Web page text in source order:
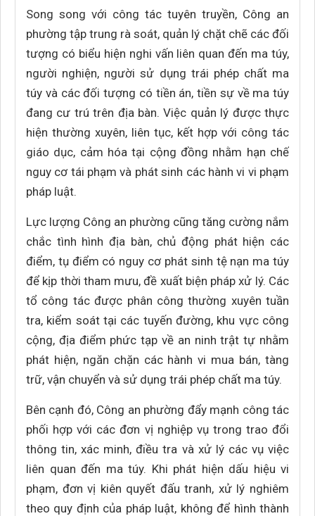
Song song với công tác tuyên truyền, Công an
phường tập trung rà soát, quản lý chặt chẽ các đối
tượng có biểu hiện nghi vấn liên quan đến ma túy,
người nghiện, người sử dụng trái phép chất ma
túy và các đối tượng có tiền án, tiền sự về ma túy
đang cư trú trên địa bàn. Việc quản lý được thực
hiện thường xuyên, liên tục, kết hợp với công tác
giáo dục, cảm hóa tại cộng đồng nhằm hạn chế
nguy cơ tái phạm và phát sinh các hành vi vi phạm
pháp luật.
Lực lượng Công an phường cũng tăng cường nắm
chắc tình hình địa bàn, chủ động phát hiện các
điểm, tụ điểm có nguy cơ phát sinh tệ nạn ma túy
để kịp thời tham mưu, đề xuất biện pháp xử lý. Các
tổ công tác được phân công thường xuyên tuần
tra, kiểm soát tại các tuyến đường, khu vực công
cộng, địa điểm phức tạp về an ninh trật tự nhằm
phát hiện, ngăn chặn các hành vi mua bán, tàng
trữ, vận chuyển và sử dụng trái phép chất ma túy.
Bên cạnh đó, Công an phường đẩy mạnh công tác
phối hợp với các đơn vị nghiệp vụ trong trao đổi
thông tin, xác minh, điều tra và xử lý các vụ việc
liên quan đến ma túy. Khi phát hiện dấu hiệu vi
phạm, đơn vị kiên quyết đấu tranh, xử lý nghiêm
theo quy định của pháp luật, không để hình thành